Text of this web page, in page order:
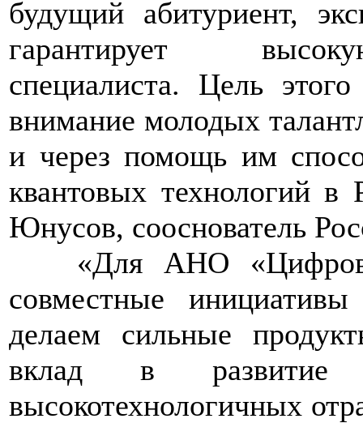
будущий абитуриент,
гарантирует
специалиста. Цель
внимание молодых
и через помощь им
квантовых технологий
Юнусов, сооснователь
«Для АНО
совместные
делаем сильные
вклад в развитие
высокотехнологичных